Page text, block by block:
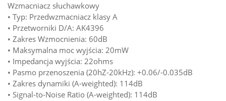
Wzmacniacz słuchawkowy
• Typ: Przedwzmacniacz klasy A
• Przetworniki D/A: AK4396
• Zakres Wzmocnienia: 60dB
• Maksymalna moc wyjścia: 20mW
• Impedancja wyjścia: 22ohms
• Pasmo przenoszenia (20hZ-20kHz): +0.06/-0.035dB
• Zakres dynamiki (A-weighted): 114dB
• Signal-to-Noise Ratio (A-weighted): 114dB